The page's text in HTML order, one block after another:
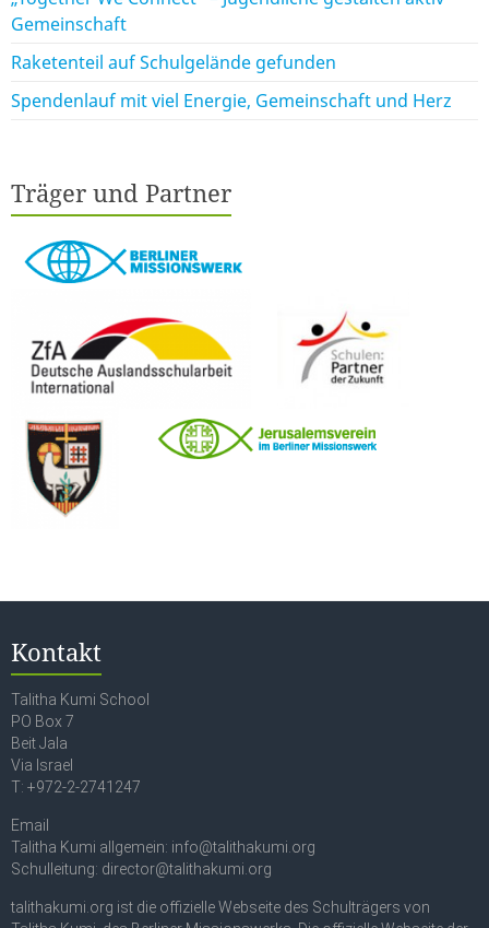
Gemeinschaft
Raketenteil auf Schulgelände gefunden
Spendenlauf mit viel Energie, Gemeinschaft und Herz
Träger und Partner
Kontakt
Talitha Kumi School
PO Box 7
Beit Jala
Via Israel
T: +972-2-2741247
Email
Talitha Kumi allgemein: info@talithakumi.org
Schulleitung: director@talithakumi.org
talithakumi.org ist die offizielle Webseite des Schulträgers von